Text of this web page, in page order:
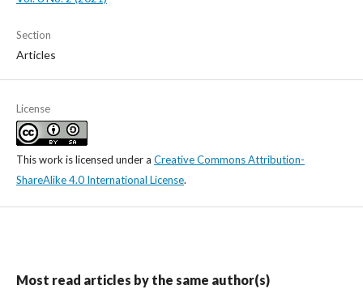
Section
Articles
License
This work is licensed under a Creative Commons Attribution-
ShareAlike 4.0 International License.
Most read articles by the same author(s)